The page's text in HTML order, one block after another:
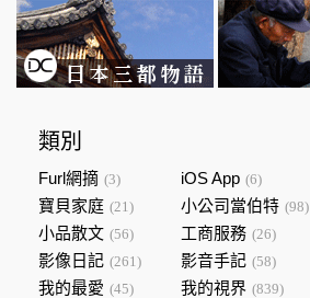
類別
Furl網摘 (3) iOS App (6)
寶貝家庭 (21) 小公司當伯特 (98)
小品散文 (56) 工商服務 (26)
影像日記 (261) 影音手記 (58)
我的最愛 (45) 我的視界 (839)